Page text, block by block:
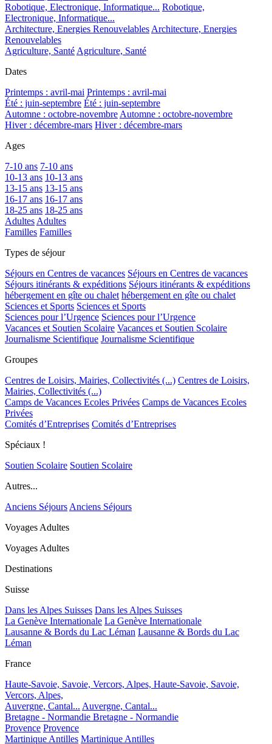
Robotique, Electronique, Informatique... Robotique,
Electronique, Informatique...
Architecture, Energies Renouvelables Architecture, Energies
Renouvelables
Agriculture, Santé Agriculture, Santé
Dates
Printemps : avril-mai Printemps : avril-mai
Été : juin-septembre Été : juin-septembre
Automne : octobre-novembre Automne : octobre-novembre
Hiver : décembre-mars Hiver : décembre-mars
Ages
7-10 ans 7-10 ans
10-13 ans 10-13 ans
13-15 ans 13-15 ans
16-17 ans 16-17 ans
18-25 ans 18-25 ans
Adultes Adultes
Familles Familles
Types de séjour
Séjours en Centres de vacances Séjours en Centres de vacances
Séjours itinérants & expéditions Séjours itinérants & expéditions
hébergement en gîte ou chalet hébergement en gîte ou chalet
Sciences et Sports Sciences et Sports
Sciences pour l’Urgence Sciences pour l’Urgence
Vacances et Soutien Scolaire Vacances et Soutien Scolaire
Journalisme Scientifique Journalisme Scientifique
Groupes
Centres de Loisirs, Mairies, Collectivités (...) Centres de Loisirs,
Mairies, Collectivités (...)
Camps de Vacances Ecoles Privées Camps de Vacances Ecoles
Privées
Comités d’Entreprises Comités d’Entreprises
Spéciaux !
Soutien Scolaire Soutien Scolaire
Autres...
Anciens Séjours Anciens Séjours
Voyages Adultes
Voyages Adultes
Destinations
Suisse
Dans les Alpes Suisses Dans les Alpes Suisses
La Genève Internationale La Genève Internationale
Lausanne & Bords du Lac Léman Lausanne & Bords du Lac
Léman
France
Haute-Savoie, Savoie, Vercors, Alpes, Haute-Savoie, Savoie,
Vercors, Alpes,
Auvergne, Cantal... Auvergne, Cantal...
Bretagne - Normandie Bretagne - Normandie
Provence Provence
Martinique Antilles Martinique Antilles